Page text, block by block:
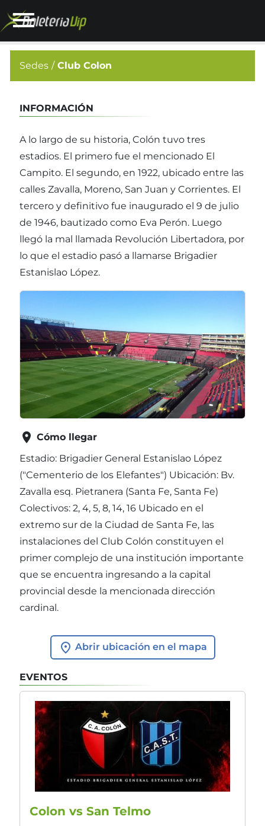
Sedes Club Colon
INFORMACIÓN
A lo largo de su historia, Colón tuvo tres
estadios. El primero fue el mencionado El
Campito. El segundo, en 1922, ubicado entre las
calles Zavalla, Moreno, San Juan y Corrientes. El
tercero y definitivo fue inaugurado el 9 de julio
de 1946, bautizado como Eva Perón. Luego
llegó la mal llamada Revolución Libertadora, por
lo que el estadio pasó a llamarse Brigadier
Estanislao López.
 Cómo llegar
Estadio: Brigadier General Estanislao López
("Cementerio de los Elefantes") Ubicación: Bv.
Zavalla esq. Pietranera (Santa Fe, Santa Fe)
Colectivos: 2, 4, 5, 8, 14, 16 Ubicado en el
extremo sur de la Ciudad de Santa Fe, las
instalaciones del Club Colón constituyen el
primer complejo de una institución importante
que se encuentra ingresando a la capital
provincial desde la mencionada dirección
cardinal.
Abrir ubicación en el mapa
EVENTOS
Colon vs San Telmo